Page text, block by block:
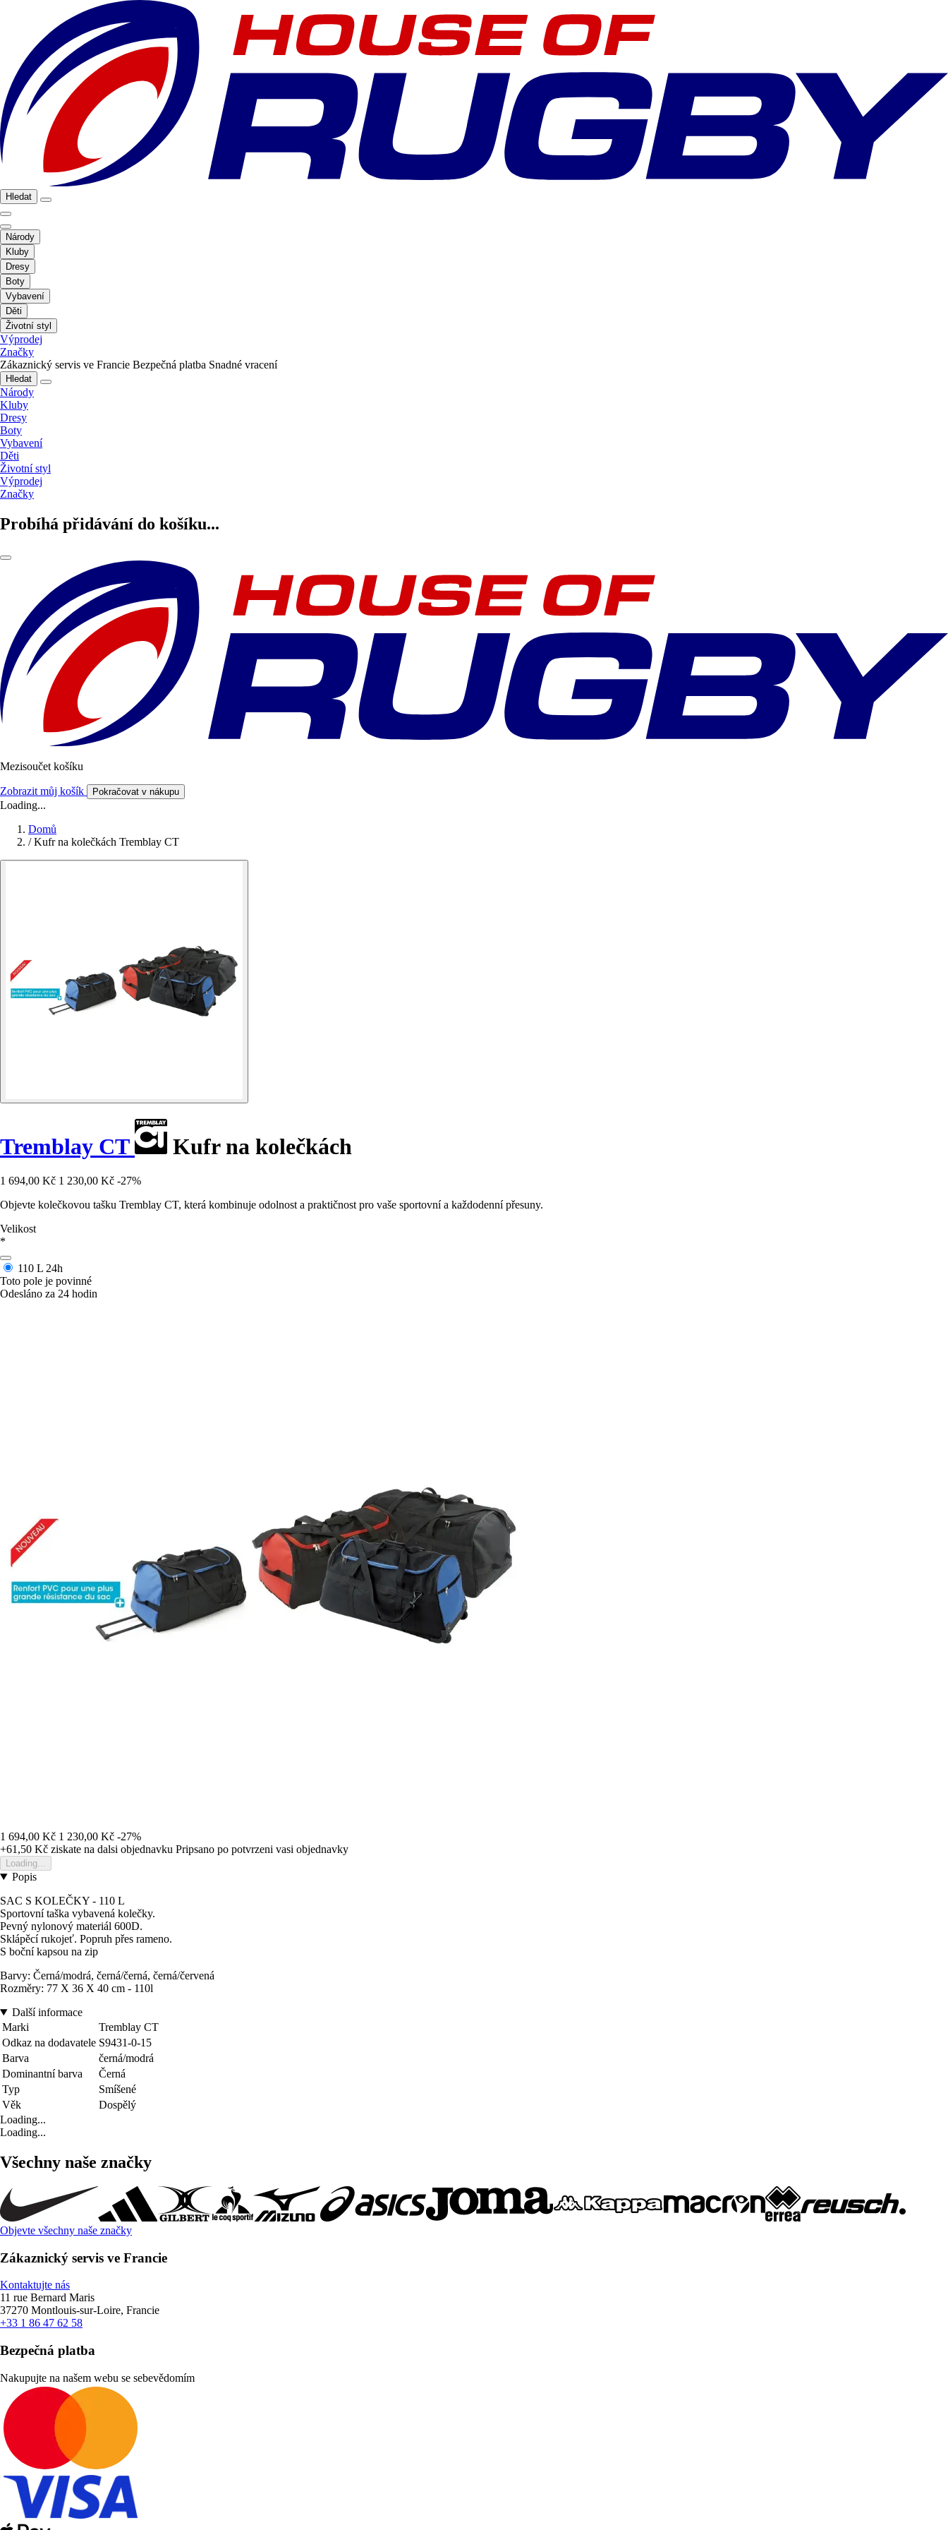
Hledat
Národy
Kluby
Dresy
Boty
Vybavení
Děti
Životní styl
Výprodej
Značky
Zákaznický servis ve Francie Bezpečná platba Snadné vracení
Hledat
Národy
Kluby
Dresy
Boty
Vybavení
Děti
Životní styl
Výprodej
Značky
Probíhá přidávání do košíku...
Mezisoučet košíku
Zobrazit můj košík Pokračovat v nákupu
Loading...
Domů
/ Kufr na kolečkách Tremblay CT
Tremblay CT Kufr na kolečkách
1 694,00 Kč 1 230,00 Kč -27%
Objevte kolečkovou tašku Tremblay CT, která kombinuje odolnost a praktičnost pro vaše sportovní a každodenní přesuny.
Velikost
*
110 L 24h
Toto pole je povinné
Odesláno za 24 hodin
1 694,00 Kč 1 230,00 Kč -27%
+61,50 Kč ziskate na dalsi objednavku Pripsano po potvrzeni vasi objednavky
Loading...
Popis
SAC S KOLEČKY - 110 L
Sportovní taška vybavená kolečky.
Pevný nylonový materiál 600D.
Sklápěcí rukojeť. Popruh přes rameno.
S boční kapsou na zip
Barvy: Černá/modrá, černá/černá, černá/červená
Rozměry: 77 X 36 X 40 cm - 110l
Další informace
Marki
Tremblay CT
Odkaz na dodavatele S9431-0-15
Barva
černá/modrá
Dominantní barva
Černá
Typ
Smíšené
Věk
Dospělý
Loading...
Loading...
Všechny naše značky
Objevte všechny naše značky
Zákaznický servis ve Francie
Kontaktujte nás
11 rue Bernard Maris
37270 Montlouis-sur-Loire, Francie
+33 1 86 47 62 58
Bezpečná platba
Nakupujte na našem webu se sebevědomím